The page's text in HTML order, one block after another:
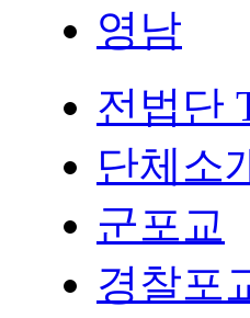
영남
전법단
단체소
군포교
경찰포